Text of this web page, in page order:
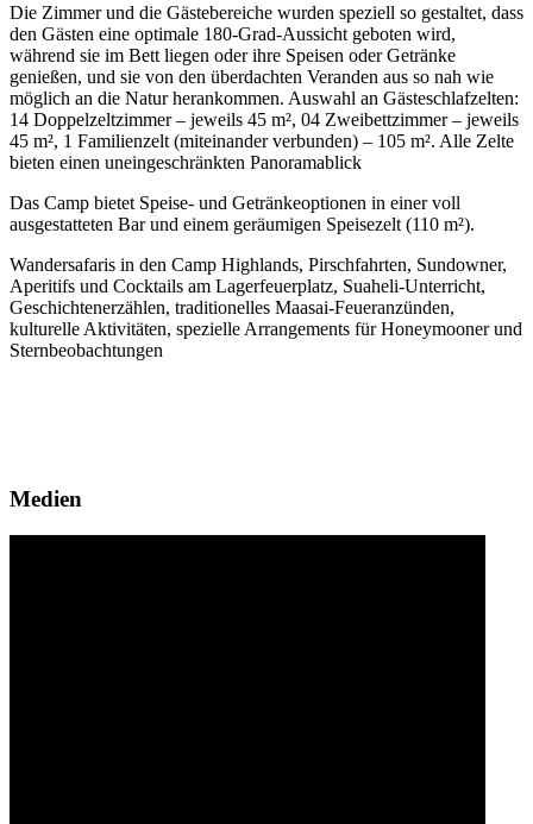
Die Zimmer und die Gästebereiche wurden speziell so gestaltet, dass
den Gästen eine optimale 180-Grad-Aussicht geboten wird,
während sie im Bett liegen oder ihre Speisen oder Getränke
genießen, und sie von den überdachten Veranden aus so nah wie
möglich an die Natur herankommen. Auswahl an Gästeschlafzelten:
14 Doppelzeltzimmer – jeweils 45 m², 04 Zweibettzimmer – jeweils
45 m², 1 Familienzelt (miteinander verbunden) – 105 m². Alle Zelte
bieten einen uneingeschränkten Panoramablick
Das Camp bietet Speise- und Getränkeoptionen in einer voll
ausgestatteten Bar und einem geräumigen Speisezelt (110 m²).
Wandersafaris in den Camp Highlands, Pirschfahrten, Sundowner,
Aperitifs und Cocktails am Lagerfeuerplatz, Suaheli-Unterricht,
Geschichtenerzählen, traditionelles Maasai-Feueranzünden,
kulturelle Aktivitäten, spezielle Arrangements für Honeymooner und
Sternbeobachtungen
Medien